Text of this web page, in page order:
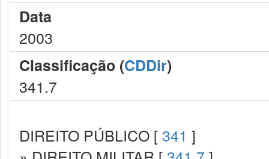
Data
2003
Classificação (CDDir)
341.7
DIREITO PÚBLICO [ 341 ]